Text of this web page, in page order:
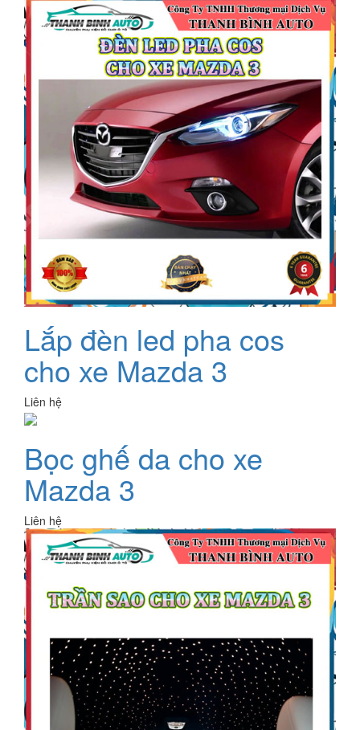
Lắp đèn led pha cos
cho xe Mazda 3
Liên hệ
Bọc ghế da cho xe
Mazda 3
Liên hệ